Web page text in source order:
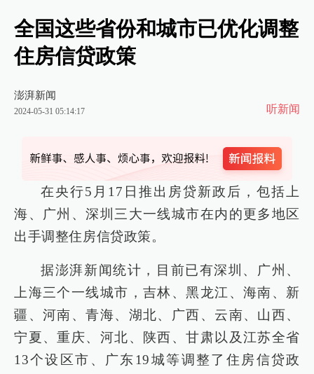
全国这些省份和城市已优化调整
住房信贷政策
澎湃新闻
2024-05-31 05:14:17 听新闻
在央行5月17日推出房贷新政后，包括上
海、广州、深圳三大一线城市在内的更多地区
出手调整住房信贷政策。
据澎湃新闻统计，目前已有深圳、广州、
上海三个一线城市，吉林、黑龙江、海南、新
疆、河南、青海、湖北、广西、云南、山西、
宁夏、重庆、河北、陕西、甘肃以及江苏全省
13个设区市、广东19城等调整了住房信贷政